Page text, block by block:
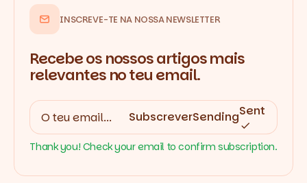
INSCREVE-TE NA NOSSA NEWSLETTER
Recebe os nossos artigos mais
relevantes no teu email.
SubscreverSendingSent
Thank you! Check your email to confirm subscription.